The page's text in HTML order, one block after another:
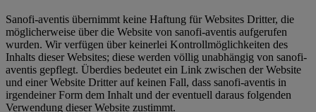
Sanofi-aventis übernimmt keine Haftung für Websites Dritter, die
möglicherweise über die Website von sanofi-aventis aufgerufen
wurden. Wir verfügen über keinerlei Kontrollmöglichkeiten des
Inhalts dieser Websites; diese werden völlig unabhängig von sanofi-
aventis gepflegt. Überdies bedeutet ein Link zwischen der Website
und einer Website Dritter auf keinen Fall, dass sanofi-aventis in
irgendeiner Form dem Inhalt und der eventuell daraus folgenden
Verwendung dieser Website zustimmt.